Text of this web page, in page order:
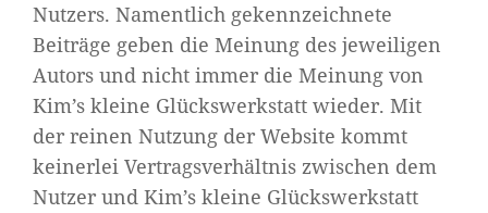
Nutzers. Namentlich gekennzeichnete
Beiträge geben die Meinung des jeweiligen
Autors und nicht immer die Meinung von
Kim’s kleine Glückswerkstatt wieder. Mit
der reinen Nutzung der Website kommt
keinerlei Vertragsverhältnis zwischen dem
Nutzer und Kim’s kleine Glückswerkstatt